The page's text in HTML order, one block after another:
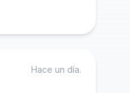
Hace un día.